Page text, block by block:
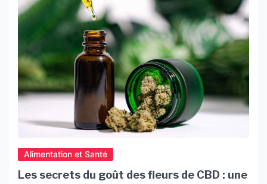
Alimentation et Santé
Les secrets du goût des fleurs de CBD : une